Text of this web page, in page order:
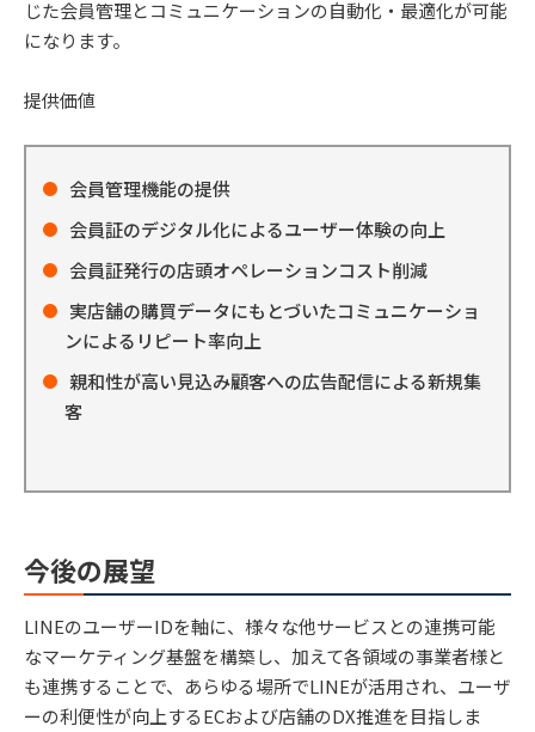
じた会員管理とコミュニケーションの自動化・最適化が可能
になります。
提供価値
会員管理機能の提供
会員証のデジタル化によるユーザー体験の向上
会員証発行の店頭オペレーションコスト削減
実店舗の購買データにもとづいたコミュニケーショ
ンによるリピート率向上
親和性が高い見込み顧客への広告配信による新規集
客
今後の展望
LINEのユーザーIDを軸に、様々な他サービスとの連携可能
なマーケティング基盤を構築し、加えて各領域の事業者様と
も連携することで、あらゆる場所でLINEが活用され、ユーザ
ーの利便性が向上するECおよび店舗のDX推進を目指しま